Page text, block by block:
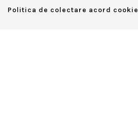
Politica de colectare acord cookie